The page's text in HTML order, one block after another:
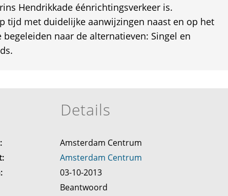
Hendrikkade éénrichtingsverkeer is.
tijd met duidelijke aanwijzingen naast en op het
begeleiden naar de alternatieven: Singel en
Details
Amsterdam Centrum
Amsterdam Centrum
03-10-2013
Beantwoord